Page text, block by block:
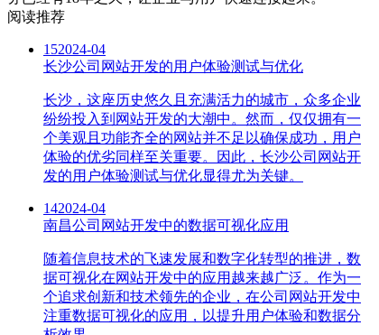
阅读推荐
152024-04
长沙公司网站开发的用户体验测试与优化
长沙，这座历史悠久且充满活力的城市，众多企业
纷纷投入到网站开发的大潮中。然而，仅仅拥有一
个美观且功能齐全的网站并不足以确保成功，用户
体验的优劣同样至关重要。因此，长沙公司网站开
发的用户体验测试与优化显得尤为关键。
142024-04
南昌公司网站开发中的数据可视化应用
随着信息技术的飞速发展和数字化转型的推进，数
据可视化在网站开发中的应用越来越广泛。作为一
个追求创新和技术领先的企业，在公司网站开发中
注重数据可视化的应用，以提升用户体验和数据分